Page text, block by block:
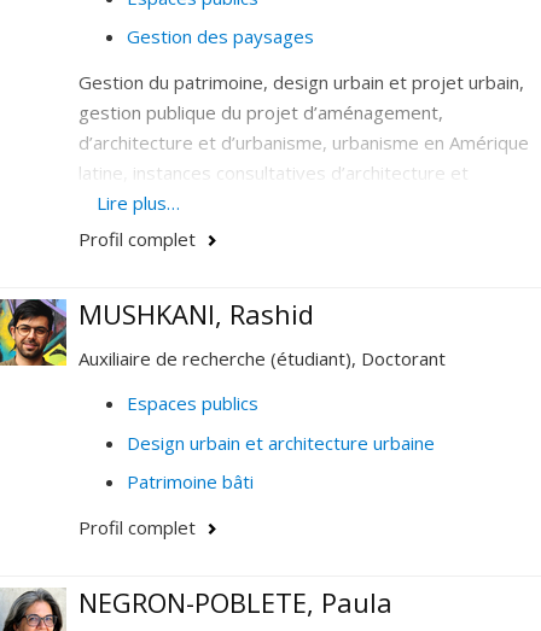
Pour toute question ou collaboration, vous pouvez me
contacter directement par courriel.
Gestion des paysages
Gestion du patrimoine, design urbain et projet urbain,
gestion publique du projet d’aménagement,
d’architecture et d’urbanisme, urbanisme en Amérique
latine, instances consultatives d’architecture et
d’urbanisme.
Lire plus…
Profil complet
MUSHKANI, Rashid
Auxiliaire de recherche (étudiant), Doctorant
Espaces publics
Design urbain et architecture urbaine
Patrimoine bâti
Profil complet
NEGRON-POBLETE, Paula